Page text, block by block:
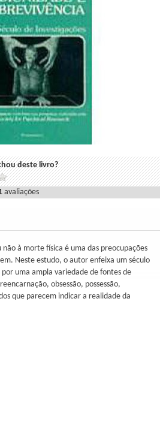
deste livro?
avaliações
à morte física é uma das preocupações
Neste estudo, o autor enfeixa um século
uma ampla variedade de fontes de
obsessão, possessão,
que parecem indicar a realidade da